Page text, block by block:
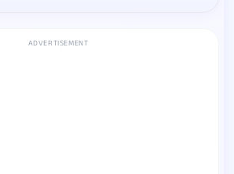
ADVERTISEMENT